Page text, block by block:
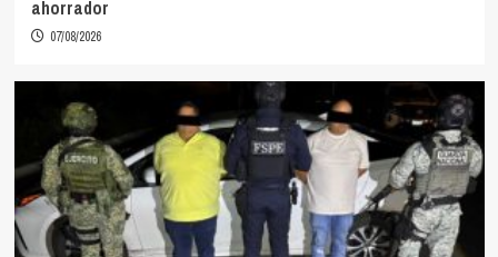
ahorrador
07/08/2026